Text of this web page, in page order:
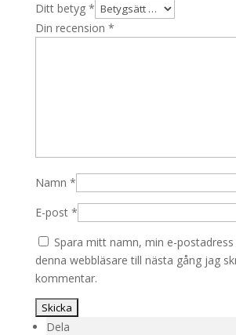
Ditt betyg *
Din recension *
Namn *
E-post *
Spara mitt namn, min e-
denna webbläsare till nästa gång jag
kommentar.
Dela